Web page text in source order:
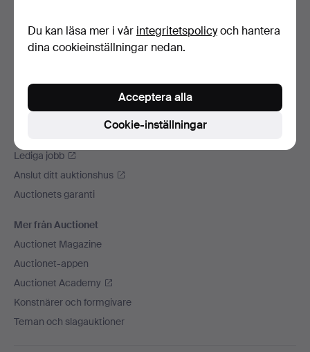
Betalningsalternativ
Vi skickar med
Lediga jobb
Anslut ditt auktionshus
Auctionets garanti
Mer från Auctionet
Auctionet Magazine
Auctionet-appen
Auctionet Academy
Konstnärer och formgivare
Teman och slagauktioner
Du kan läsa mer i vår integritetspolicyoch hantera
dina cookieinställningar nedan.
Cookie-inställningar
Acceptera alla